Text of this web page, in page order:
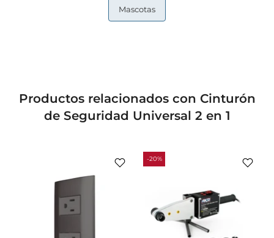
Mascotas
Productos relacionados con Cinturón
de Seguridad Universal 2 en 1
-20%